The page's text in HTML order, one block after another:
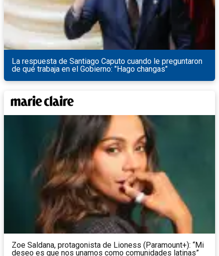
La respuesta de Santiago Caputo cuando le preguntaron
de qué trabaja en el Gobierno: "Hago changas"
Zoe Saldana, protagonista de Lioness (Paramount+): “Mi
deseo es que nos unamos como comunidades latinas”